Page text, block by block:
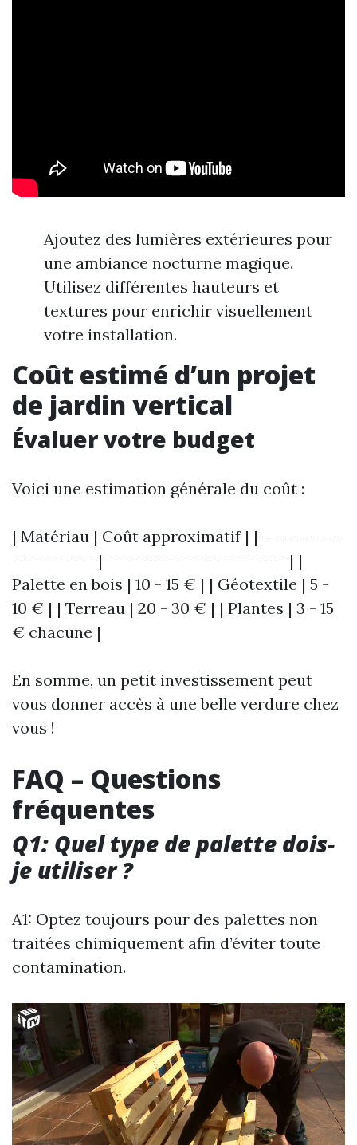
Ajoutez des lumières extérieures pour
une ambiance nocturne magique.
Utilisez différentes hauteurs et
textures pour enrichir visuellement
votre installation.
Coût estimé d’un projet
de jardin vertical
Évaluer votre budget
Voici une estimation générale du coût :
| Matériau | Coût approximatif | |------------
------------|--------------------------| |
Palette en bois | 10 - 15 € | | Géotextile | 5 -
10 € | | Terreau | 20 - 30 € | | Plantes | 3 - 15
€ chacune |
En somme, un petit investissement peut
vous donner accès à une belle verdure chez
vous !
FAQ – Questions
fréquentes
Q1: Quel type de palette dois-
je utiliser ?
A1: Optez toujours pour des palettes non
traitées chimiquement afin d’éviter toute
contamination.